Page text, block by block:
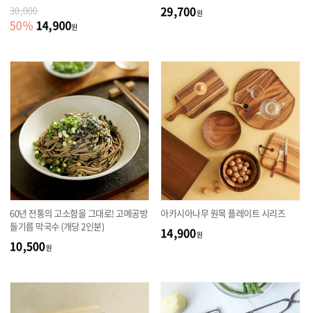
30,000
50% 14,900원
29,700원
60년 전통의 고소함을 그대로! 고메공방
들기름 막국수 (개당 2인분)
10,500원
아카시아나무 원목 플레이트 시리즈
14,900원